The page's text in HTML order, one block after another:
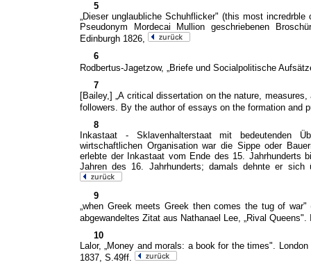
5
„Dieser unglaubliche Schuhflicker" (this most
Pseudonym Mordecai Mullion geschriebenen
Edinburgh 1826,
6
Rodbertus-Jagetzow, „Briefe und Socialpolitische
7
[Bailey,] „A critical dissertation on the nature,
followers. By the author of essays on the formation and
8
Inkastaat - Sklavenhalterstaat mit bedeutenden
wirtschaftlichen Organisation war die Sippe oder
erlebte der Inkastaat vom Ende des 15. Jahrhunderts
Jahren des 16. Jahrhunderts; damals dehnte er
9
„when Greek meets Greek then comes the tug of
abgewandeltes Zitat aus Nathanael Lee, „Rival
10
Lalor, „Money and morals: a book for the times".
1837, S.49ff.